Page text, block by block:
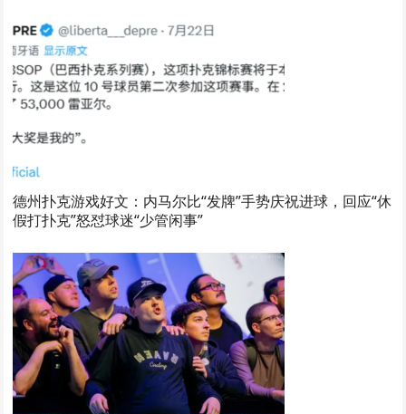
德州扑克游戏好文：内马尔比“发牌”手势庆祝进球，回应“休
假打扑克”怒怼球迷“少管闲事”